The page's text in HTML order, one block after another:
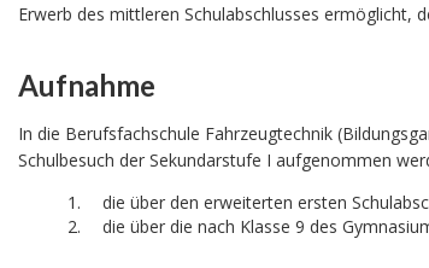
Erwerb des mittleren Schulabschlusses ermöglicht,
Aufnahme
In die Berufsfachschule Fahrzeugtechnik
Schulbesuch der Sekundarstufe I aufgenommen
die über den erweiterten ersten
die über die nach Klasse 9 des